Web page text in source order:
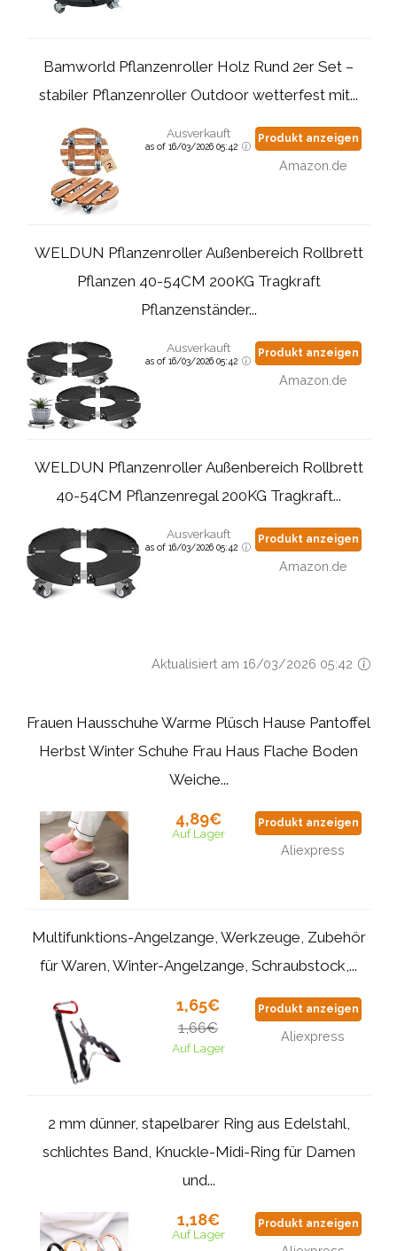
Bamworld Pflanzenroller Holz Rund 2er Set –
stabiler Pflanzenroller Outdoor wetterfest mit...
Ausverkauft
as of 16/03/2026 05:42
Produkt anzeigen
Amazon.de
WELDUN Pflanzenroller Außenbereich Rollbrett
Pflanzen 40-54CM 200KG Tragkraft
Pflanzenständer...
Ausverkauft
as of 16/03/2026 05:42
Produkt anzeigen
Amazon.de
WELDUN Pflanzenroller Außenbereich Rollbrett
40-54CM Pflanzenregal 200KG Tragkraft...
Ausverkauft
as of 16/03/2026 05:42
Produkt anzeigen
Amazon.de
Aktualisiert am 16/03/2026 05:42
Frauen Hausschuhe Warme Plüsch Hause Pantoffel
Herbst Winter Schuhe Frau Haus Flache Boden
Weiche...
4,89€
Auf Lager
Produkt anzeigen
Aliexpress
Multifunktions-Angelzange, Werkzeuge, Zubehör
für Waren, Winter-Angelzange, Schraubstock,...
1,65€
1,66€
Auf Lager
Produkt anzeigen
Aliexpress
2 mm dünner, stapelbarer Ring aus Edelstahl,
schlichtes Band, Knuckle-Midi-Ring für Damen
und...
1,18€
Auf Lager
Produkt anzeigen